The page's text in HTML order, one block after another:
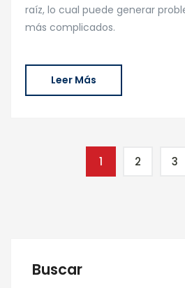
raíz, lo cual puede generar
más complicados.
Leer Más
1 2 3
Buscar